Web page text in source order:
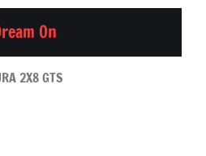
On
2X8 GTS